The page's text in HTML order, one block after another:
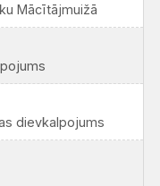
Mācītājmuižā
dievkalpojums